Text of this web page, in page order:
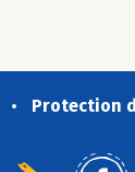
Protection